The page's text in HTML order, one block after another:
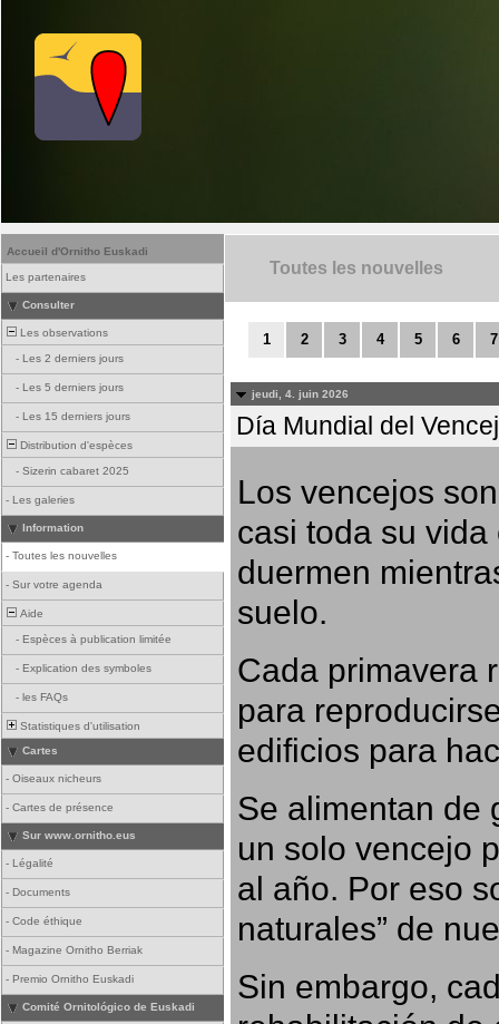
Accueil d'Ornitho Euskadi
Les partenaires
Consulter
Les observations
- Les 2 derniers jours
- Les 5 derniers jours
- Les 15 derniers jours
Distribution d'espèces
- Sizerin cabaret 2025
- Les galeries
Information
- Toutes les nouvelles
- Sur votre agenda
Aide
- Espèces à publication limitée
- Explication des symboles
- les FAQs
Statistiques d'utilisation
Cartes
- Oiseaux nicheurs
- Cartes de présence
Sur www.ornitho.eus
- Légalité
- Documents
- Code éthique
- Magazine Ornitho Berriak
- Premio Ornitho Euskadi
Comité Ornitológico de Euskadi
Toutes les nouvelles
1 2 3 4 5 6 7
jeudi, 4. juin 2026
Día Mundial del
Los vencejos
casi toda su
duermen
suelo.
Cada primavera
para
edificios para
Se alimentan de
un solo vencejo
al año. Por eso
naturales” de
Sin embargo,